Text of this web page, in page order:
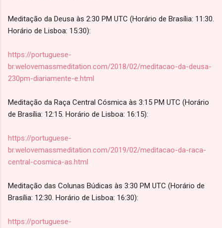
Meditação da Deusa às 2:30 PM UTC (Horário de Brasília: 11:30.
Horário de Lisboa: 15:30):
https://portuguese-
br.welovemassmeditation.com/2018/02/meditacao-da-deusa-
230pm-diariamente-e.html
Meditação da Raça Central Cósmica às 3:15 PM UTC (Horário
de Brasília: 12:15. Horário de Lisboa: 16:15):
https://portuguese-
br.welovemassmeditation.com/2019/02/meditacao-da-raca-
central-cosmica-as.html
Meditação das Colunas Búdicas às 3:30 PM UTC (Horário de
Brasília: 12:30. Horário de Lisboa: 16:30):
https://portuguese-